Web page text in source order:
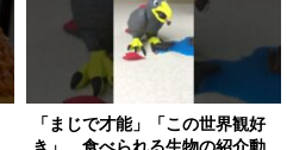
「まじで才能」「この世界観好